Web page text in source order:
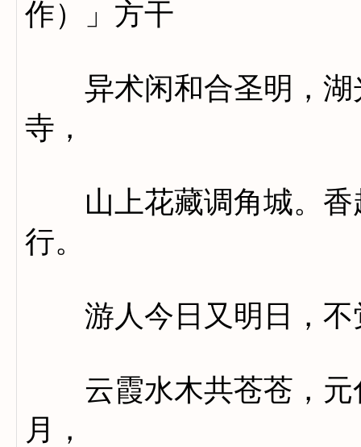
作）」方干
异术闲和合圣明，湖
寺，
山上花藏调角城。香
行。
游人今日又明日，不
云霞水木共苍苍，元
月，